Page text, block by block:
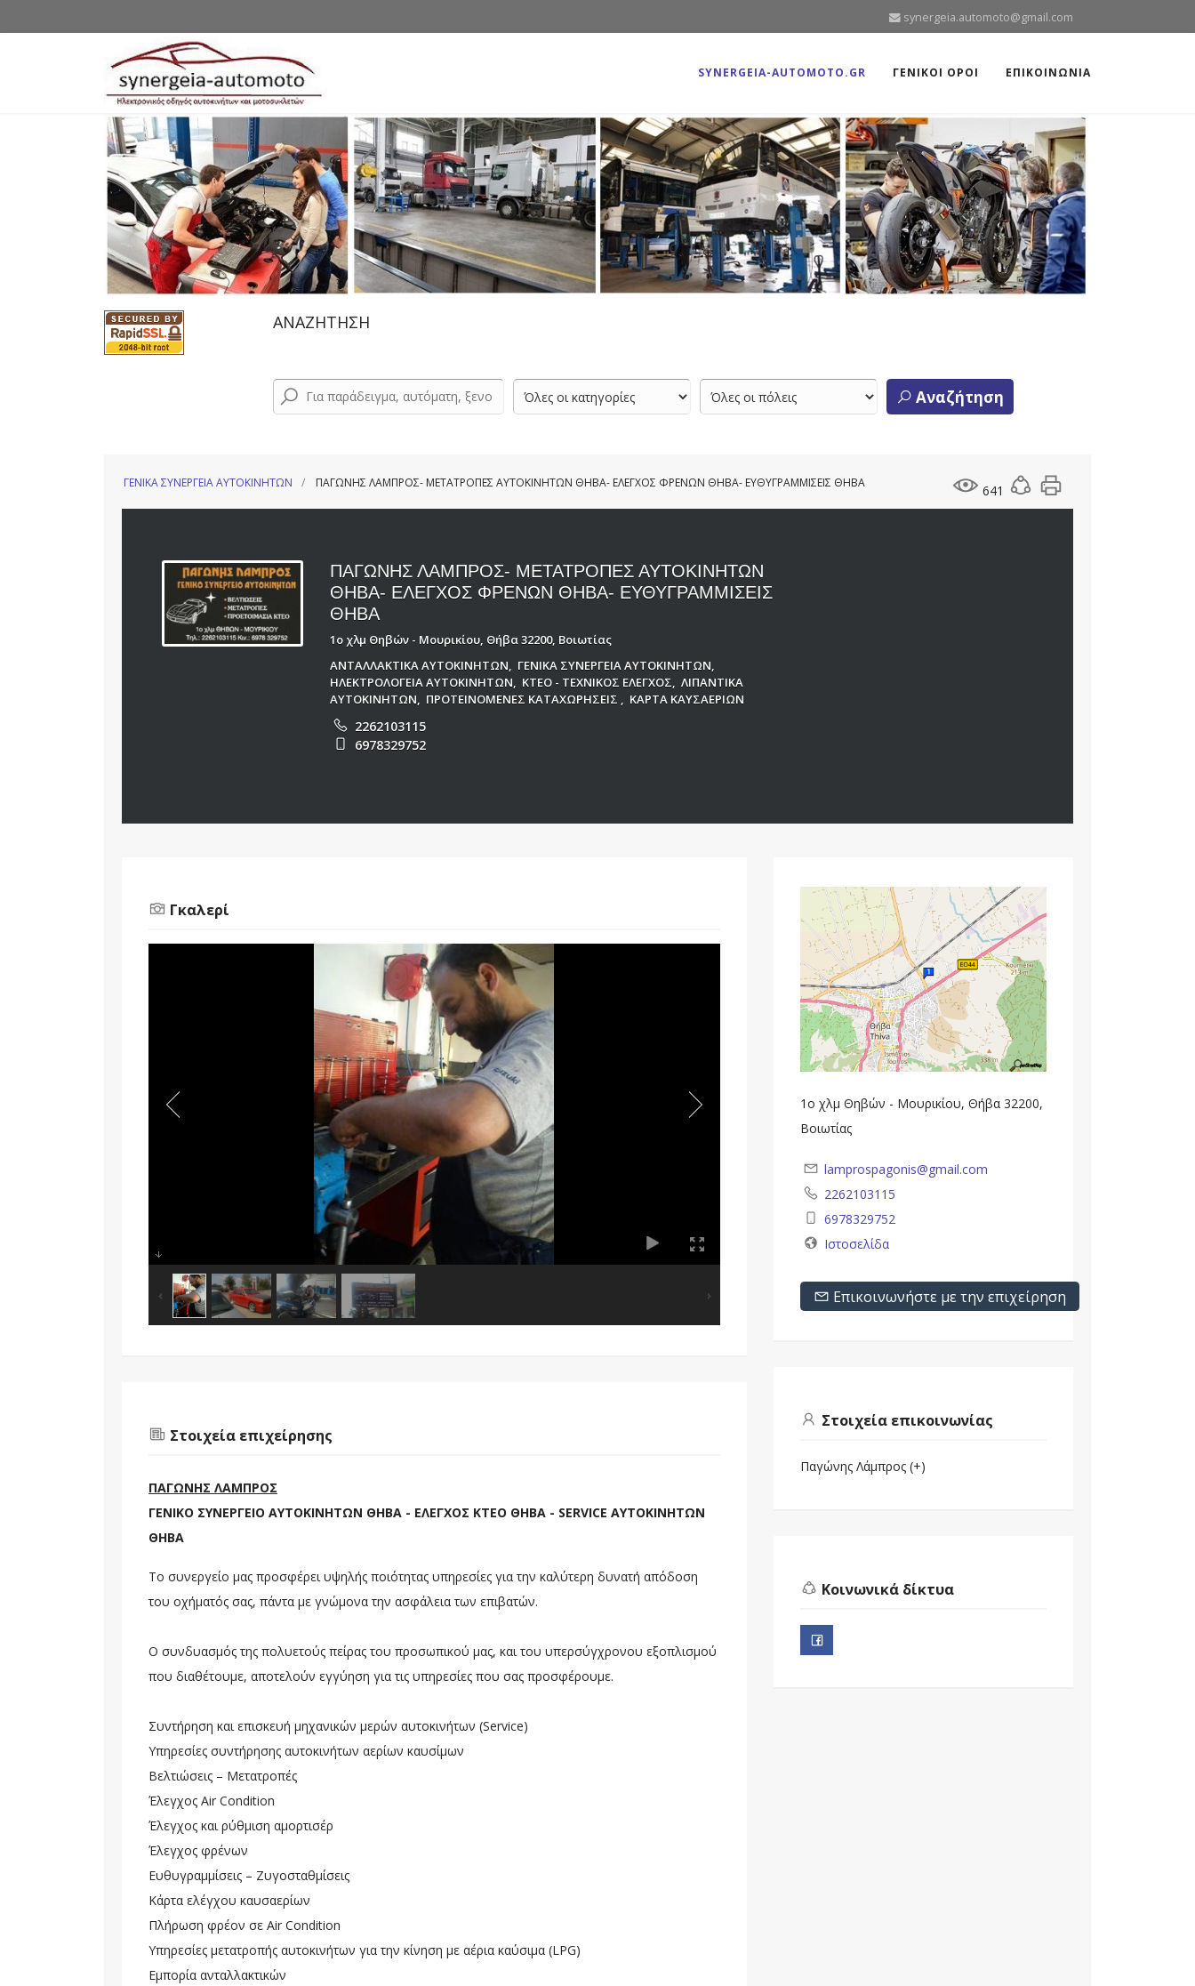
synergeia.automoto@gmail.com
SYNERGEIA-AUTOMOTO.GR ΓΕΝΙΚΟΙ ΟΡΟΙ ΕΠΙΚΟΙΝΩΝΙΑ
ΑΝΑΖΗΤΗΣΗ
Αναζήτηση
641
ΓΕΝΙΚΑ ΣΥΝΕΡΓΕΙΑ ΑΥΤΟΚΙΝΗΤΩΝ ΠΑΓΩΝΗΣ ΛΑΜΠΡΟΣ- ΜΕΤΑΤΡΟΠΕΣ ΑΥΤΟΚΙΝΗΤΩΝ ΘΗΒΑ- ΕΛΕΓΧΟΣ ΦΡΕΝΩΝ ΘΗΒΑ- ΕΥΘΥΓΡΑΜΜΙΣΕΙΣ ΘΗΒΑ
ΠΑΓΩΝΗΣ ΛΑΜΠΡΟΣ- ΜΕΤΑΤΡΟΠΕΣ ΑΥΤΟΚΙΝΗΤΩΝ
ΘΗΒΑ- ΕΛΕΓΧΟΣ ΦΡΕΝΩΝ ΘΗΒΑ- ΕΥΘΥΓΡΑΜΜΙΣΕΙΣ
ΘΗΒΑ
1ο χλμ Θηβών - Μουρικίου, Θήβα 32200, Βοιωτίας
ΑΝΤΑΛΛΑΚΤΙΚΑ ΑΥΤΟΚΙΝΗΤΩΝ
ΓΕΝΙΚΑ ΣΥΝΕΡΓΕΙΑ ΑΥΤΟΚΙΝΗΤΩΝ
ΗΛΕΚΤΡΟΛΟΓΕΙΑ ΑΥΤΟΚΙΝΗΤΩΝ
ΚΤΕΟ - ΤΕΧΝΙΚΟΣ ΕΛΕΓΧΟΣ ,ΛΙΠΑΝΤΙΚΑ
ΑΥΤΟΚΙΝΗΤΩΝ
ΠΡΟΤΕΙΝΟΜΕΝΕΣ ΚΑΤΑΧΩΡΗΣΕΙΣ ΚΑΡΤΑ ΚΑΥΣΑΕΡΙΩΝ
2262103115
6978329752
Γκαλερί
Στοιχεία επιχείρησης
ΠΑΓΩΝΗΣ ΛΑΜΠΡΟΣ
ΓΕΝΙΚΟ ΣΥΝΕΡΓΕΙΟ ΑΥΤΟΚΙΝΗΤΩΝ ΘΗΒΑ - ΕΛΕΓΧΟΣ ΚΤΕΟ ΘΗΒΑ - SERVICE ΑΥΤΟΚΙΝΗΤΩΝ
ΘΗΒΑ
Το συνεργείο μας προσφέρει υψηλής ποιότητας υπηρεσίες για την καλύτερη δυνατή απόδοση
του οχήματός σας, πάντα με γνώμονα την ασφάλεια των επιβατών.
Ο συνδυασμός της πολυετούς πείρας του προσωπικού μας, και του υπερσύγχρονου εξοπλισμού
που διαθέτουμε, αποτελούν εγγύηση για τις υπηρεσίες που σας προσφέρουμε.
Συντήρηση και επισκευή μηχανικών μερών αυτοκινήτων (Service)
Υπηρεσίες συντήρησης αυτοκινήτων αερίων καυσίμων
Βελτιώσεις – Μετατροπές
Έλεγχος Air Condition
Έλεγχος και ρύθμιση αμορτισέρ
Έλεγχος φρένων
Ευθυγραμμίσεις – Ζυγοσταθμίσεις
Κάρτα ελέγχου καυσαερίων
Πλήρωση φρέον σε Air Condition
Υπηρεσίες μετατροπής αυτοκινήτων για την κίνηση με αέρια καύσιμα (LPG)
Εμπορία ανταλλακτικών
1ο χλμ Θηβών - Μουρικίου, Θήβα 32200,
Βοιωτίας
lamprospagonis@gmail.com
2262103115
6978329752
Ιστοσελίδα
Επικοινωνήστε με την επιχείρηση
Στοιχεία επικοινωνίας
Παγώνης Λάμπρος (+)
Κοινωνικά δίκτυα